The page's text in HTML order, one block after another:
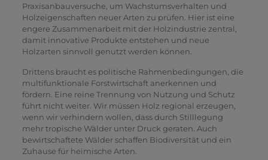
Praxisanbauversuche, um Wachstumsverhalten und
Holzeigenschaften neuer Arten zu prüfen. Hier ist eine
engere Zusammenarbeit mit der Holzindustrie zentral,
damit innovative Produkte entstehen und neue
Holzarten sinnvoll genutzt werden können.
Drittens braucht es politische Rahmenbedingungen, die
multifunktionale Forstwirtschaft anerkennen und
fördern. Eine reine Trennung von Nutzung und Schutz
führt nicht weiter. Wir müssen Holz regional erzeugen,
wenn wir verhindern wollen, dass durch Stilllegung
mehr tropische Wälder unter Druck geraten. Auch
bewirtschaftete Wälder schaffen Biodiversität und ein
Zuhause für heimische Arten.